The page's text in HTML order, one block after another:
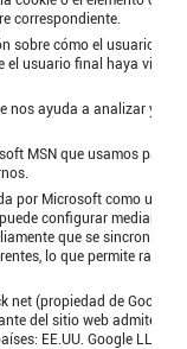
correspondiente.
sobre cómo el usuario
el usuario final haya visto
nos ayuda a analizar y
MSN que usamos para
por Microsoft como una
configurar mediante
que se sincroniza
lo que permite
net (propiedad de Google)
del sitio web admite
EE.UU. Google LLC.